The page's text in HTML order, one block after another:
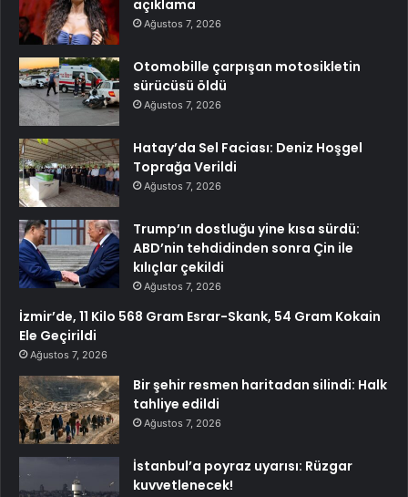
açıklama
Ağustos 7, 2026
Otomobille çarpışan motosikletin
sürücüsü öldü
Ağustos 7, 2026
Hatay’da Sel Faciası: Deniz Hoşgel
Toprağa Verildi
Ağustos 7, 2026
Trump’ın dostluğu yine kısa sürdü:
ABD’nin tehdidinden sonra Çin ile
kılıçlar çekildi
Ağustos 7, 2026
İzmir’de, 11 Kilo 568 Gram Esrar-Skank, 54 Gram Kokain
Ele Geçirildi
Ağustos 7, 2026
Bir şehir resmen haritadan silindi: Halk
tahliye edildi
Ağustos 7, 2026
İstanbul’a poyraz uyarısı: Rüzgar
kuvvetlenecek!